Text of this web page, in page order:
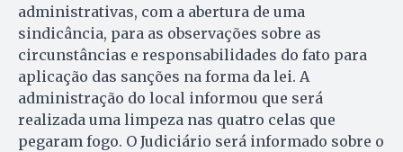
administrativas, com a abertura de uma
sindicância, para as observações sobre as
circunstâncias e responsabilidades do fato para
aplicação das sanções na forma da lei. A
administração do local informou que será
realizada uma limpeza nas quatro celas que
pegaram fogo. O Judiciário será informado sobre o